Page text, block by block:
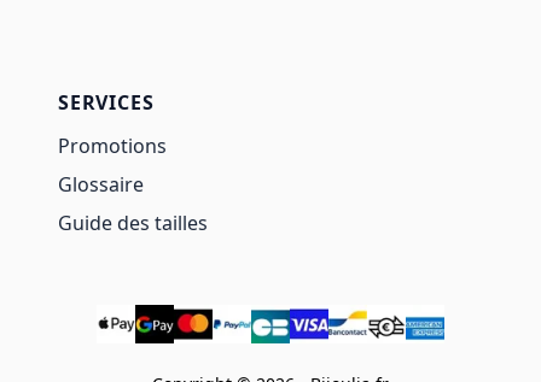
SERVICES
Promotions
Glossaire
Guide des tailles